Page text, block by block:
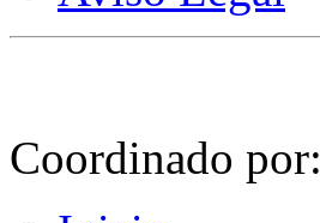
Coordinado por: